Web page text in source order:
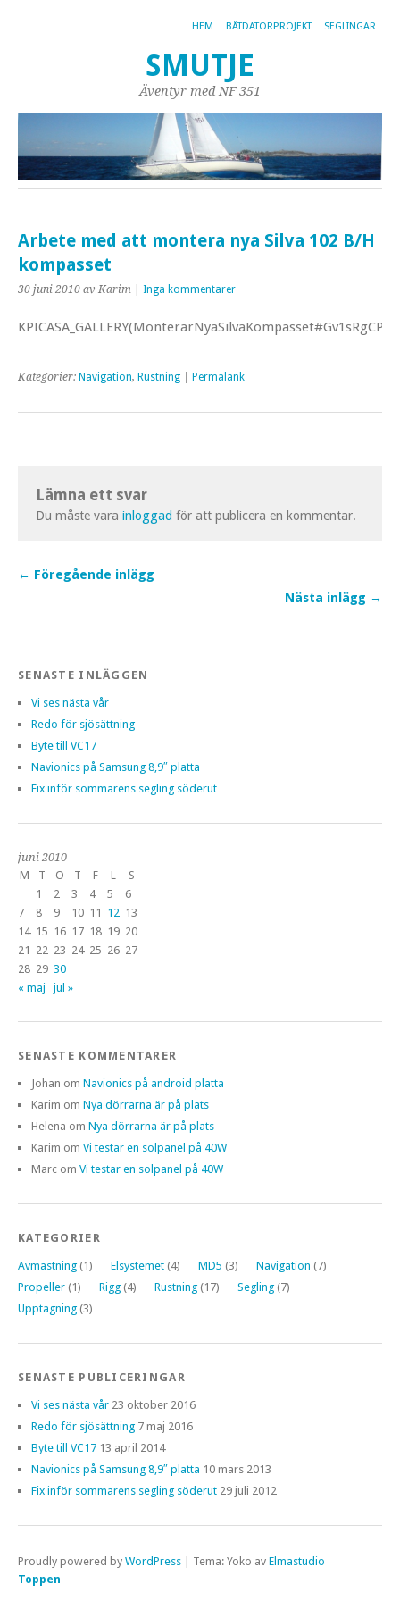
HEM BÅTDATORPROJEKT SEGLINGAR
SMUTJE
Äventyr med NF 351
Arbete med att montera nya Silva 102 B/H
kompasset
30 juni 2010 av Karim Inga kommentarer
Kategorier: Navigation, Rustning Permalänk
Lämna ett svar
Du måste vara inloggad för att publicera en kommentar.
← Föregående inlägg
Nästa inlägg →
SENASTE INLÄGGEN
Vi ses nästa vår
Redo för sjösättning
Byte till VC17
Navionics på Samsung 8,9″ platta
Fix inför sommarens segling söderut
juni 2010
M
T O T F L
S
1
2 3 4 5
6
7
8 9 10 11 12 13
14 15 16 17 18 19 20
21 22 23 24 25 26 27
28 29 30
« maj
jul »
SENASTE KOMMENTARER
Johan om Navionics på android platta
Karim om Nya dörrarna är på plats
Helena om Nya dörrarna är på plats
Karim om Vi testar en solpanel på 40W
Marc om Vi testar en solpanel på 40W
KATEGORIER
Avmastning (1) Elsystemet (4) MD5 (3) Navigation (7)
Propeller (1) Rigg (4) Rustning (17) Segling (7)
Upptagning (3)
SENASTE PUBLICERINGAR
Vi ses nästa vår 23 oktober 2016
Redo för sjösättning 7 maj 2016
Byte till VC17 13 april 2014
Navionics på Samsung 8,9″ platta 10 mars 2013
Fix inför sommarens segling söderut 29 juli 2012
Proudly powered by WordPress Tema: Yoko av Elmastudio
Toppen